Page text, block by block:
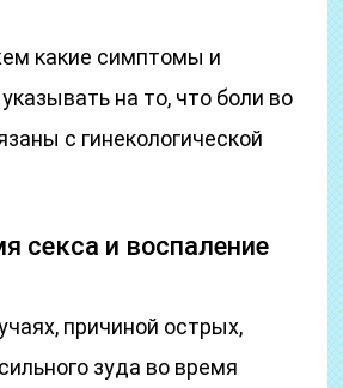
какие симптомы и
на то, что боли во
с гинекологической
секса и воспаление
причиной острых,
зуда во время